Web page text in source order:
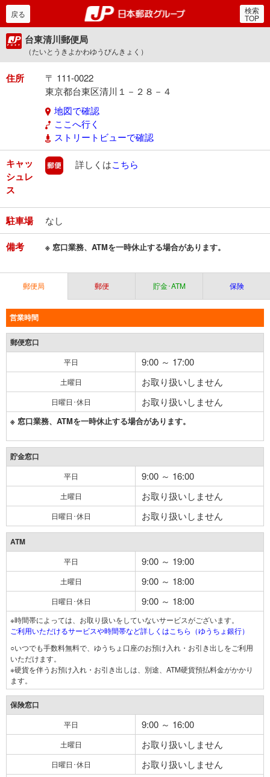
郵便局・日本郵政グルー
戻る 検索
TOP
台東清川郵便局
（たいとうきよかわゆうびんきょく）
住所
〒 111-0022
東京都台東区清川１－２８－４
地図で確認
ここへ行く
ストリートビューで確認
キャッ
シュレ
ス
郵便
詳しくはこちら
駐車場 なし
備考 ※ 窓口業務、ATMを一時休止する場合があります。
郵便局 郵便 貯金･ATM 保険
営業時間
郵便窓口
平日 9:00 ～ 17:00
土曜日 お取り扱いしません
日曜日･休日 お取り扱いしません
※ 窓口業務、ATMを一時休止する場合があります。
貯金窓口
平日 9:00 ～ 16:00
土曜日 お取り扱いしません
日曜日･休日 お取り扱いしません
ATM
平日 9:00 ～ 19:00
土曜日 9:00 ～ 18:00
日曜日･休日 9:00 ～ 18:00
※時間帯によっては、お取り扱いをしていないサービスがございます。
ご利用いただけるサービスや時間帯など詳しくはこちら（ゆうちょ銀行）
○いつでも手数料無料で、ゆうちょ口座のお預け入れ・お引き出しをご利用
いただけます。
※硬貨を伴うお預け入れ・お引き出しは、別途、ATM硬貨預払料金がかかり
ます。
保険窓口
平日 9:00 ～ 16:00
土曜日 お取り扱いしません
日曜日･休日 お取り扱いしません